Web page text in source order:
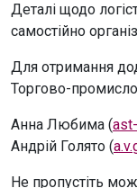
Деталі щодо
самостійно
Для отримання
Торгово-
Анна Любима (
Андрій Голято (
Не пропустіть